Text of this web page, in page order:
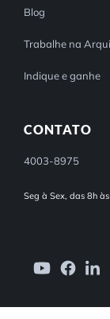
Blog
Trabalhe na
Indique e ganhe
CONTATO
4003-8975
Seg à Sex, das 8h